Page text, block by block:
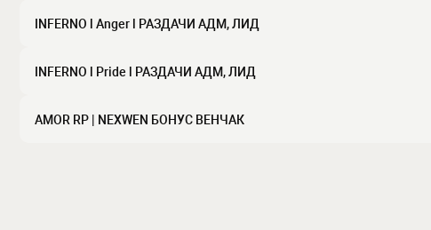
INFERNO l Anger l РАЗДАЧИ АДМ, ЛИД
INFERNO l Pride l РАЗДАЧИ АДМ, ЛИД
AMOR RP | NEXWEN БОНУС ВЕНЧАК